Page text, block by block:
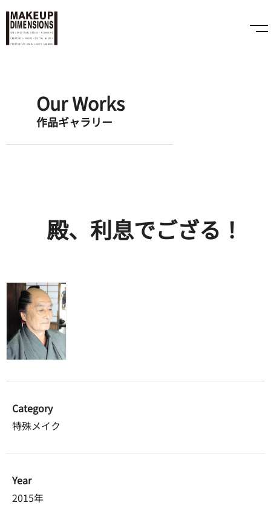
Our Works
作品ギャラリー
殿、利息でござる！
Category
特殊メイク
Year
2015年